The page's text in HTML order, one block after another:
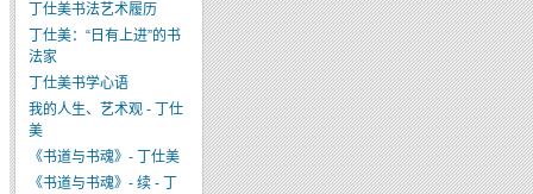
丁仕美书法艺术履历
丁仕美：“日有上进”的书
法家
丁仕美书学心语
我的人生、艺术观 - 丁仕
美
《书道与书魂》- 丁仕美
《书道与书魂》- 续 - 丁